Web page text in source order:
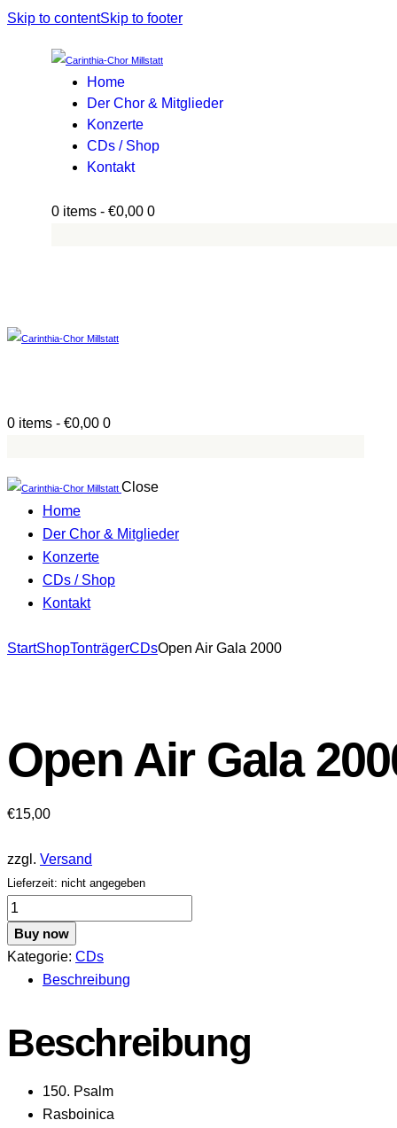
Skip to contentSkip to footer
Home
Der Chor & Mitglieder
Konzerte
CDs / Shop
Kontakt
0 items - €0,00 0
0 items - €0,00 0
Close
Home
Der Chor & Mitglieder
Konzerte
CDs / Shop
Kontakt
facebook-
StartShopTonträgerCDsOpen Air Gala 2000
Open Air Gala
€15,00
zzgl. Versand
Lieferzeit: nicht angegeben
Open
Air
Gala
Buy now
Kategorie: CDs
Beschreibung
Beschreibung
150. Psalm
Rasboinica